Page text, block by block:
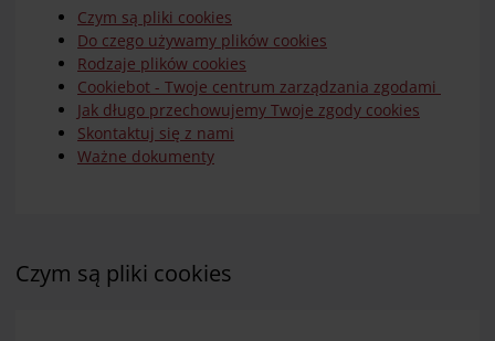
Czym są pliki cookies
Do czego używamy plików cookies
Rodzaje plików cookies
Cookiebot - Twoje centrum zarządzania zgodami
Jak długo przechowujemy Twoje zgody cookies
Skontaktuj się z nami
Ważne dokumenty
Czym są pliki cookies